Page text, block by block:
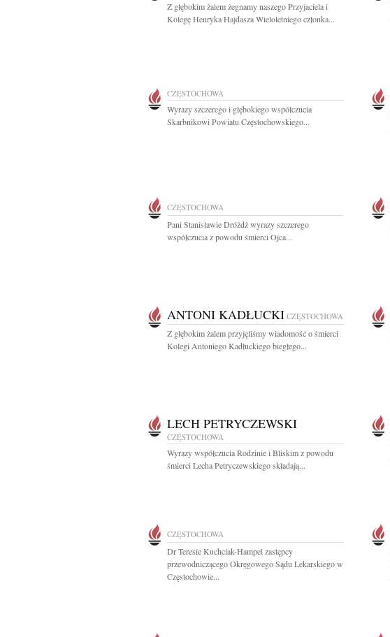
Z głębokim żalem żegnamy naszego Przyjaciela i
Kolegę Henryka Hajdasza Wieloletniego członka...
CZĘSTOCHOWA
Wyrazy szczerego i głębokiego współczucia
Skarbnikowi Powiatu Częstochowskiego...
CZĘSTOCHOWA
Pani Stanisławie Dróżdż wyrazy szczerego
współczucia z powodu śmierci Ojca...
ANTONI KADŁUCKI CZĘSTOCHOWA
Z głębokim żalem przyjęliśmy wiadomość o śmierci
Kolegi Antoniego Kadłuckiego biegłego...
LECH PETRYCZEWSKI
CZĘSTOCHOWA
Wyrazy współczucia Rodzinie i Bliskim z powodu
śmierci Lecha Petryczewskiego składają...
CZĘSTOCHOWA
Dr Teresie Kuchciak-Hampel zastępcy
przewodniczącego Okręgowego Sądu Lekarskiego w
Częstochowie...